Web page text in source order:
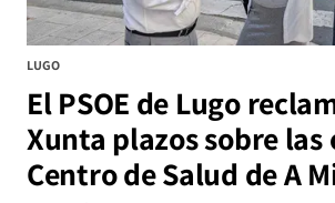
LUGO
El PSOE de Lugo
Xunta plazos sobre las
Centro de Salud de A